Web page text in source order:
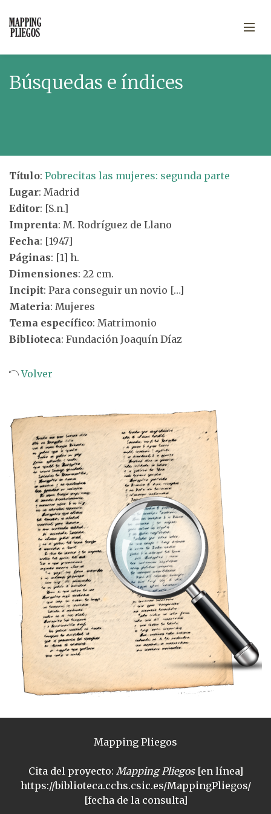
Búsquedas e índices
Título: Pobrecitas las mujeres: segunda parte
Lugar: Madrid
Editor: [S.n.]
Imprenta: M. Rodríguez de Llano
Fecha: [1947]
Páginas: [1] h.
Dimensiones: 22 cm.
Incipit: Para conseguir un novio […]
Materia: Mujeres
Tema específico: Matrimonio
Biblioteca: Fundación Joaquín Díaz
Volver
Mapping Pliegos
Cita del proyecto: Mapping Pliegos[en línea]
https://biblioteca.cchs.csic.es/MappingPliegos/
[fecha de la consulta]